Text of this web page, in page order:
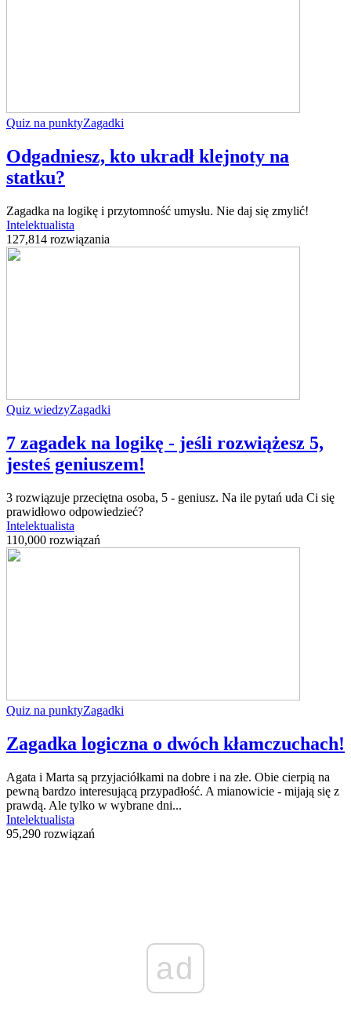
Quiz na punktyZagadki
Odgadniesz, kto ukradł klejnoty na
statku?
Zagadka na logikę i przytomność umysłu. Nie daj się zmylić!
Intelektualista
127,814 rozwiązania
Quiz wiedzyZagadki
7 zagadek na logikę - jeśli rozwiążesz 5,
jesteś geniuszem!
3 rozwiązuje przeciętna osoba, 5 - geniusz. Na ile pytań uda Ci się
prawidłowo odpowiedzieć?
Intelektualista
110,000 rozwiązań
Quiz na punktyZagadki
Zagadka logiczna o dwóch kłamczuchach!
Agata i Marta są przyjaciółkami na dobre i na złe. Obie cierpią na
pewną bardzo interesującą przypadłość. A mianowicie - mijają się z
prawdą. Ale tylko w wybrane dni...
Intelektualista
95,290 rozwiązań
ad